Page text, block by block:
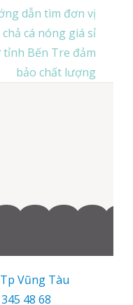
dẫn tìm đơn vị
chả cá nóng giá sỉ
tỉnh Bến Tre đảm
bảo chất lượng
Vũng Tàu
48 68